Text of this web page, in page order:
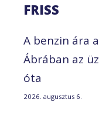
FRISS
A benzin ára
Ábrában az
óta
2026. augusztus 6.